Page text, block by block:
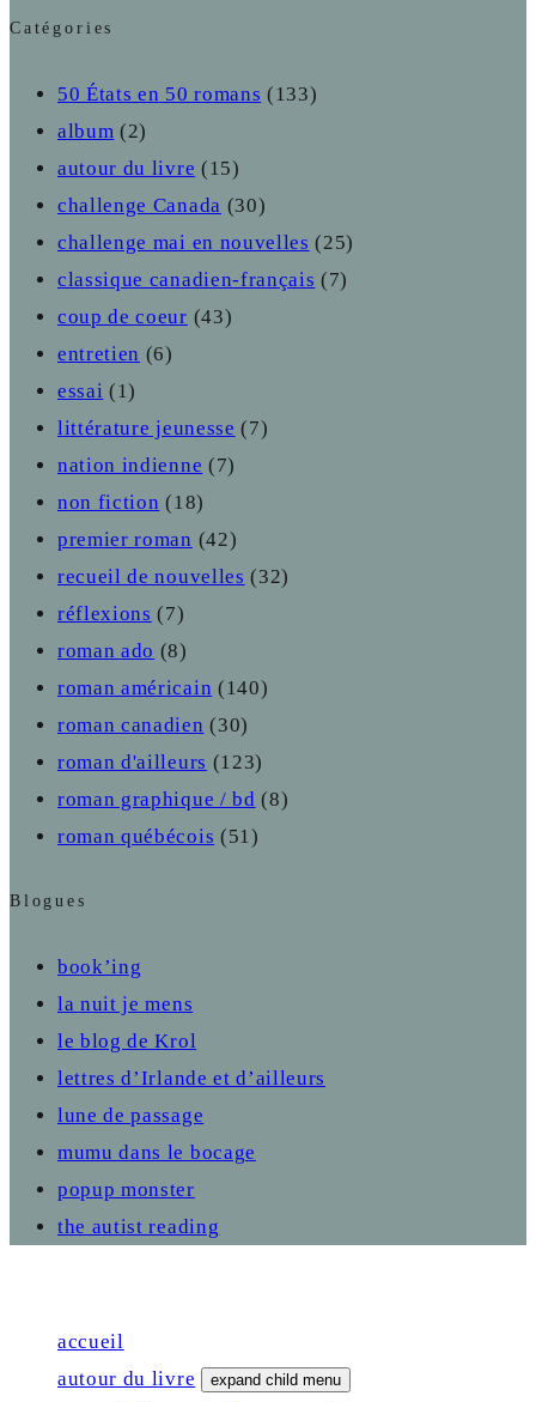
Catégories
50 États en 50 romans (133)
album (2)
autour du livre (15)
challenge Canada (30)
challenge mai en nouvelles (25)
classique canadien-français (7)
coup de coeur (43)
entretien (6)
essai (1)
littérature jeunesse (7)
nation indienne (7)
non fiction (18)
premier roman (42)
recueil de nouvelles (32)
réflexions (7)
roman ado (8)
roman américain (140)
roman canadien (30)
roman d'ailleurs (123)
roman graphique / bd (8)
roman québécois (51)
Blogues
book’ing
la nuit je mens
le blog de Krol
lettres d’Irlande et d’ailleurs
lune de passage
mumu dans le bocage
popup monster
the autist reading
accueil
autour du livre
expand child menu